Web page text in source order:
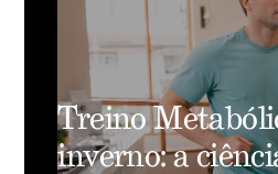
Treino
inverno: a